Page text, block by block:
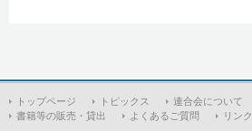
トップページ トピックス 連合会について
書籍等の販売・貸出
よくあるご質問 リンク